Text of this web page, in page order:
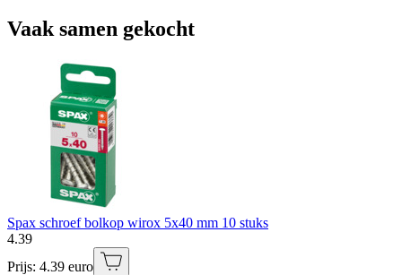
Vaak samen gekocht
Spax schroef bolkop wirox 5x40 mm 10 stuks
4.39
Prijs: 4.39 euro